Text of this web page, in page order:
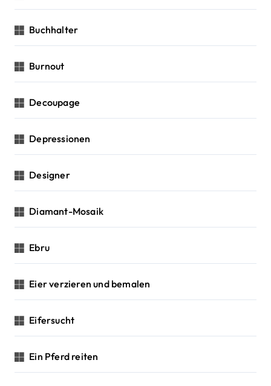
Buchhalter
Burnout
Decoupage
Depressionen
Designer
Diamant-Mosaik
Ebru
Eier verzieren und bemalen
Eifersucht
Ein Pferd reiten